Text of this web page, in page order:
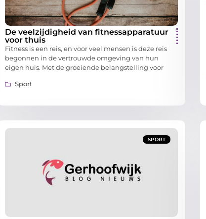
De veelzijdigheid van fitnessapparatuur
voor thuis
Fitness is een reis, en voor veel mensen is deze reis
begonnen in de vertrouwde omgeving van hun
eigen huis. Met de groeiende belangstelling voor
Sport
SPORT